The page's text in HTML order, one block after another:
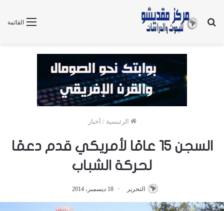
القائمة
بحث
الرئيسية / أخبار
السجن 15 عامًا لأمريكي قدم دعمًا
لحركة الشباب
التحرير 18 ديسمبر، 2014